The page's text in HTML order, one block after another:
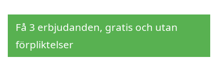
Få 3 erbjudanden, gratis och utan
förpliktelser